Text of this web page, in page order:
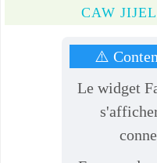
CAW
⚠️
Le widget